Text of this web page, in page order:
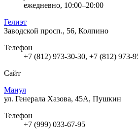
ежедневно, 10:00–20:00
Гелиэт
Заводской просп., 56, Колпино
Телефон
+7 (812) 973-30-30, +7 (812) 973-
Сайт
Манул
ул. Генерала Хазова, 45А, Пушкин
Телефон
+7 (999) 033-67-95